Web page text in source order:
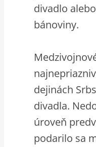
divadlo
bánoviny.
dejinách
divadla.
úroveň
podarilo sa